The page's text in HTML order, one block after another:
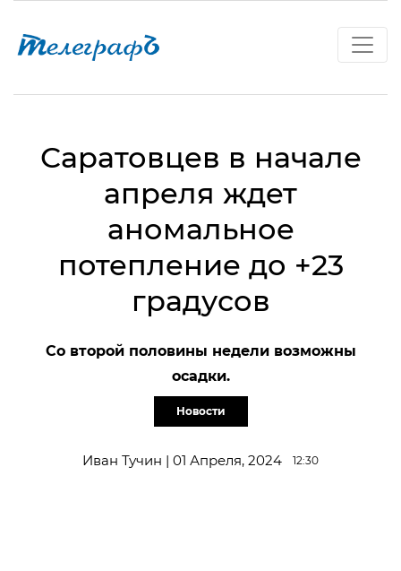
Саратовцев в начале
апреля ждет
аномальное
потепление до +23
градусов
Со второй половины недели возможны
осадки.
Новости
Иван Тучин | 01 Апреля, 2024 12:30